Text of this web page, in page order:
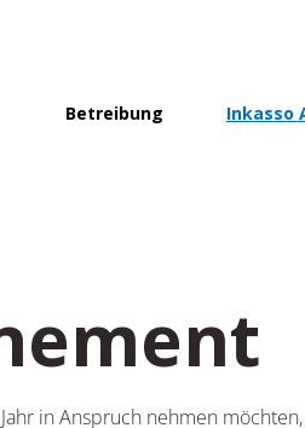
Betreibung Inkasso
in Anspruch nehmen